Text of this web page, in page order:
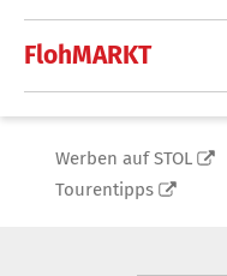
FlohMARKT
Werben auf STOL
Tourentipps